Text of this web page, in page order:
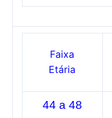
Faixa
Etária
44 a 48